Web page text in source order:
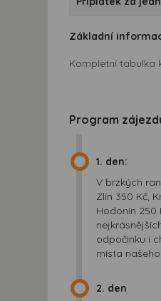
Základní
Kompletní tabulka
Program
1. den:
V brzkých
Zlín 350 Kč,
Hodonín 250
odpočinku i
místa
2. den